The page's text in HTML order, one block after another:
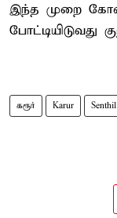
இந்த முறை
போட்டியிடுவது
கரூர் Karur